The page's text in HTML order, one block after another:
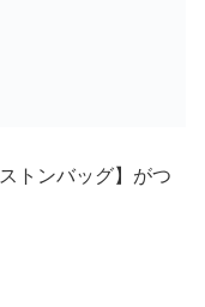
トンバッグ】がつ